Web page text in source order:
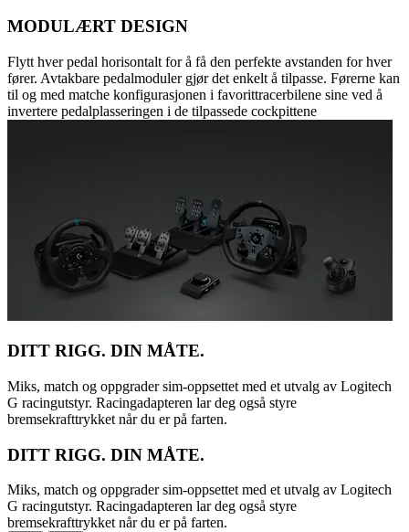
MODULÆRT DESIGN
Flytt hver pedal horisontalt for å få den perfekte avstanden for hver
fører. Avtakbare pedalmoduler gjør det enkelt å tilpasse. Førerne kan
til og med matche konfigurasjonen i favorittracerbilene sine ved å
invertere pedalplasseringen i de tilpassede cockpittene
DITT RIGG. DIN MÅTE.
Miks, match og oppgrader sim-oppsettet med et utvalg av Logitech
G racingutstyr. Racingadapteren lar deg også styre
bremsekrafttrykket når du er på farten.
DITT RIGG. DIN MÅTE.
Miks, match og oppgrader sim-oppsettet med et utvalg av Logitech
G racingutstyr. Racingadapteren lar deg også styre
bremsekrafttrykket når du er på farten.